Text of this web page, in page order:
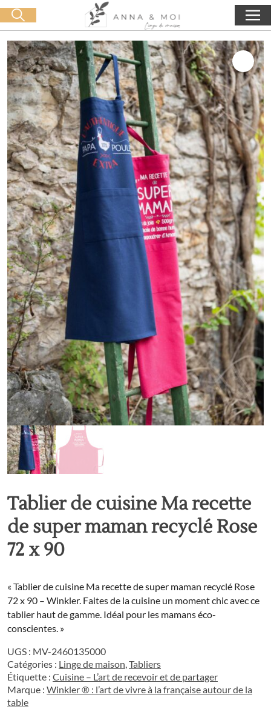
Livraison offerte dès 60€ d'achat 0,00€
Lancer la recherche
Tablier de cuisine Ma recette
de super maman recyclé Rose
72 x 90
« Tablier de cuisine Ma recette de super maman recyclé Rose
72 x 90 – Winkler. Faites de la cuisine un moment chic avec ce
tablier haut de gamme. Idéal pour les mamans éco-
conscientes. »
UGS : MV-2460135000
Catégories : Linge de maison,Tabliers
Étiquette : Cuisine – L’art de recevoir et de partager
Marque : Winkler ® : l’art de vivre à la française autour de la
table